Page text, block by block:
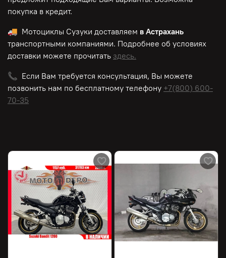
покупка в кредит.
🚚 Мотоциклы Сузуки доставляем в Астрахань
транспортными компаниями. Подробнее об условиях
доставки можете прочитать здесь.
📞 Если Вам требуется консультация, Вы можете
позвонить нам по бесплатному телефону +7(800) 600-
70-35